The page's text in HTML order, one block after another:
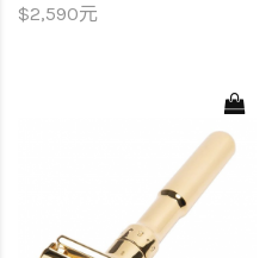
$2,590元